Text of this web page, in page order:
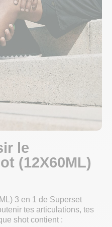
le
(12X60ML)
3 en 1 de Superset
tes articulations, tes
shot contient :